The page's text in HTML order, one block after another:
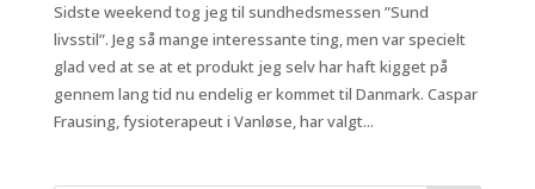
Sidste weekend tog jeg til sundhedsmessen ”Sund
livsstil”. Jeg så mange interessante ting, men var specielt
glad ved at se at et produkt jeg selv har haft kigget på
gennem lang tid nu endelig er kommet til Danmark. Caspar
Frausing, fysioterapeut i Vanløse, har valgt...